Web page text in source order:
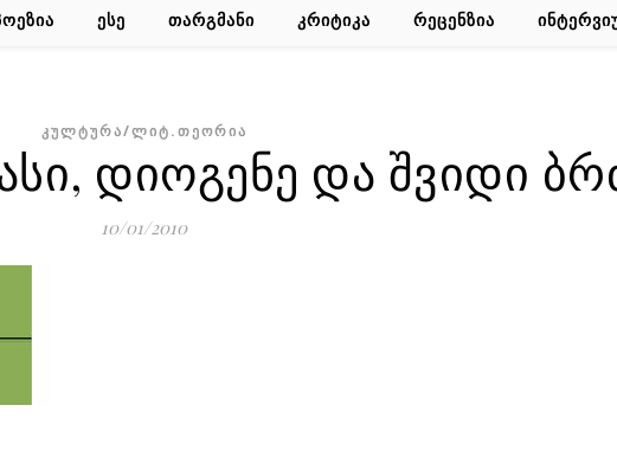
ᲔᲡᲔ ᲗᲐᲠᲒᲛᲐᲜᲘ ᲙᲠᲘᲢᲘᲙᲐ ᲠᲔᲪᲔᲜᲖᲘᲐ
ᲙᲣᲚᲢᲣᲠᲐ/ᲚᲘᲢ.ᲗᲔᲝᲠᲘᲐ
დიოგენე და შვიდი
10/01/2010